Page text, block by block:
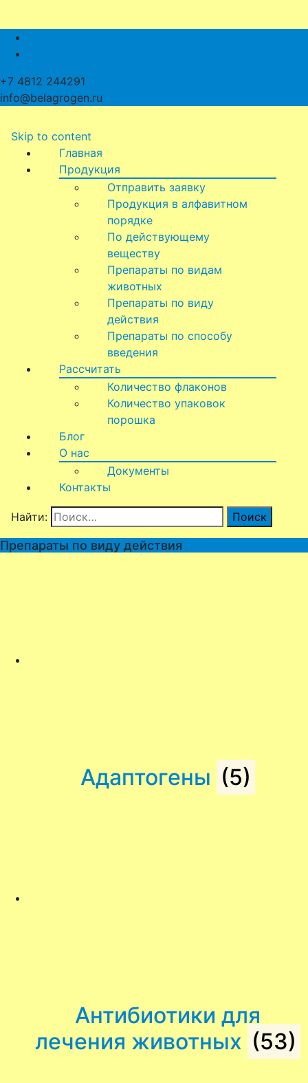
+7 4812 244291
info@belagrogen.ru
Skip to content
Главная
Продукция
Отправить заявку
Продукция в алфавитном
порядке
По действующему
веществу
Препараты по видам
животных
Препараты по виду
действия
Препараты по способу
введения
Рассчитать
Количество флаконов
Количество упаковок
порошка
Блог
О нас
Документы
Контакты
Найти:
Препараты по виду действия
Адаптогены (5)
Антибиотики для
лечения животных (53)